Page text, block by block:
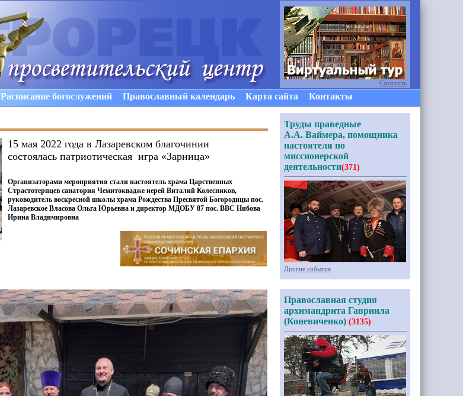
Расписание богослужений Православный календарь Карта сайта Контакты
15 мая 2022 года в Лазаревском благочинии
состоялась патриотическая игра «Зарница»
Организаторами мероприятия стали настоятель храма Царственных
Страстотерпцев санатория Чемитоквадже иерей Виталий Колесников,
руководитель воскресной школы храма Рождества Пресвятой Богородицы пос.
Лазаревское Власова Ольга Юрьевна и директор МДОБУ 87 пос. ВВС Нибова
Ирина Владимировна
Смотреть
Труды праведные
А.А. Ваймера, помощника
настоятеля по
миссионерской
деятельности(371)
Другие события
Православная студия
архимандрита Гавриила
(Коневиченко) (3135)